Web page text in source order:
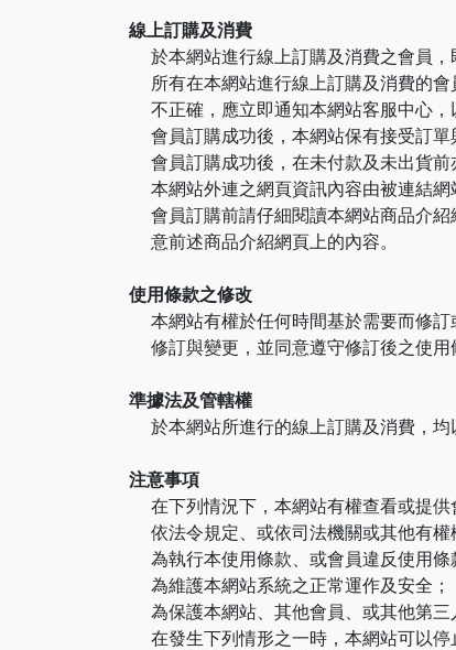
線上訂購及消費
於本網站進行線上訂購及消費之會員
所有在本網站進行線上訂購及消費的
不正確，應立即通知本網站客服中心，
會員訂購成功後，本網站保有接受訂
會員訂購成功後，在未付款及未出貨前
本網站外連之網頁資訊內容由被連結
會員訂購前請仔細閱讀本網站商品介
意前述商品介紹網頁上的內容。
使用條款之修改
本網站有權於任何時間基於需要而修
修訂與變更，並同意遵守修訂後之使
準據法及管轄權
於本網站所進行的線上訂購及消費，
注意事項
在下列情況下，本網站有權查看或提供
依法令規定、或依司法機關或其他有權
為執行本使用條款、或會員違反使用條
為維護本網站系統之正常運作及安全；
為保護本網站、其他會員、或其他第三
在發生下列情形之一時，本網站可以